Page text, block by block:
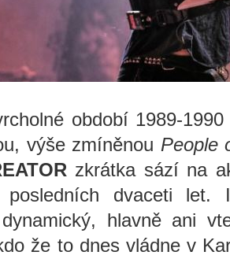
období 1989-
výše zmíněnou People
zkrátka sází na
posledních dvaceti
hlavně ani
že to dnes vládne v